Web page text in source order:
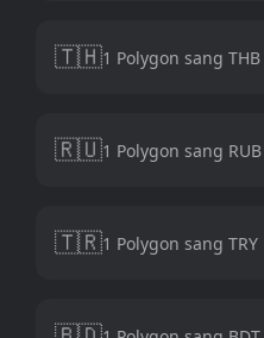
🇹🇭1 Polygon sang THB
🇷🇺1 Polygon sang RUB
🇹🇷1 Polygon sang TRY